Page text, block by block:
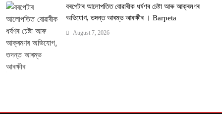
বৰপেটাৰ আলোপতিত বোৱাৰীক ধৰ্ষণৰ চেষ্টা আৰু আক্ৰমণৰ
অভিযোগ, তদন্ত আৰম্ভ আৰক্ষীৰ । Barpeta
August 7, 2026